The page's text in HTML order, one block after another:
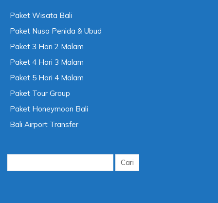
Paket Wisata Bali
Paket Nusa Penida & Ubud
Paket 3 Hari 2 Malam
Paket 4 Hari 3 Malam
Paket 5 Hari 4 Malam
Paket Tour Group
Paket Honeymoon Bali
Bali Airport Transfer
Cari